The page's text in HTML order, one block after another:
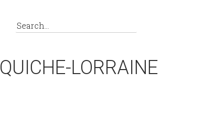
QUICHE-LORRAINE